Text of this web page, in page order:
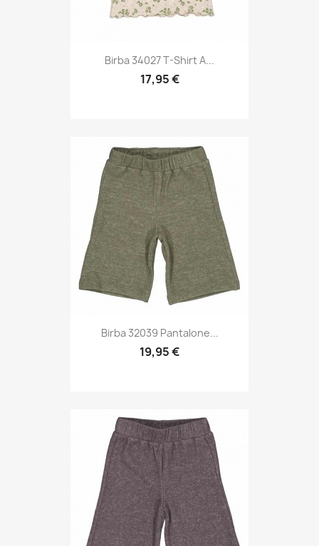
Birba 34027 T-Shirt A...
17,95 €
Birba 32039 Pantalone...
19,95 €